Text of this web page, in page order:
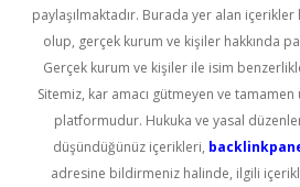
paylaşılmaktadır. Burada yer alan
olup, gerçek kurum ve kişiler hakkında
Gerçek kurum ve kişiler ile isim
Sitemiz, kar amacı gütmeyen ve
platformudur. Hukuka ve yasal
düşündüğünüz içerikleri,
adresine bildirmeniz halinde, ilgili